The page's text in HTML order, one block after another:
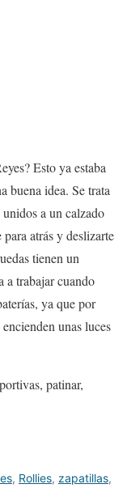
Esto ya estaba
buena idea. Se trata
a un calzado
atrás y deslizarte
tienen un
a trabajar cuando
ya que por
unas luces
patinar,
, Rollies, zapatillas,